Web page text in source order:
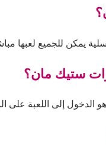
يمكن للجميع لعبها
ستيك مان؟
إلى اللعبة على